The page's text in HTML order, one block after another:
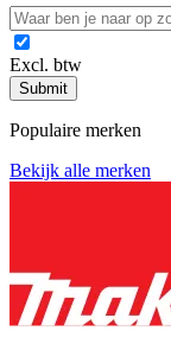
Excl. btw
Submit
Populaire merken
Bekijk alle merken